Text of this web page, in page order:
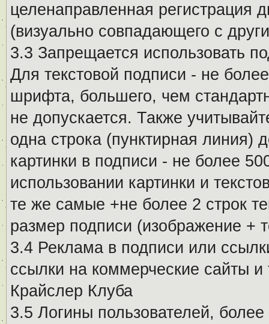
целенаправленная регистрация
(визуально совпадающего с
3.3 Запрещается использовать
Для текстовой подписи - не
шрифта, большего, чем
не допускается. Также
одна строка (пунктирная линия)
картинки в подписи - не более
использовании картинки и
те же самые +не более 2 строк
размер подписи (изображение +
3.4 Реклама в подписи или
ссылки на коммерческие сайты
Крайслер Клуба
3.5 Логины пользователей,